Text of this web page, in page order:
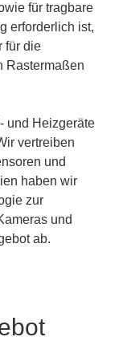
für tragbare
erforderlich ist,
für die
Rastermaßen
und Heizgeräte
vertreiben
und
haben wir
zur
und
ab.